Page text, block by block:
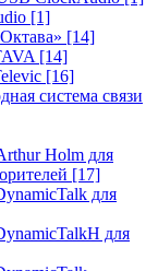
[1]
[14]
[14]
[16]
система связи
Holm для
[17]
для
для